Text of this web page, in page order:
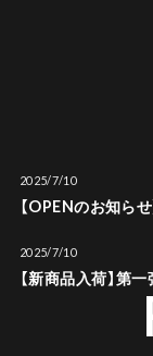
2025/7/10
【OPENのお知ら
2025/7/10
【新商品入荷】第